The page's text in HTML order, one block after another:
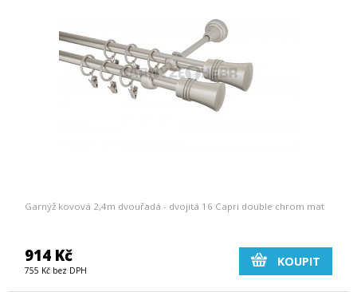
Garnýž kovová 2,4m dvouřadá - dvojitá 16 Capri double chrom mat
914 Kč
755 Kč bez DPH
KOUPIT